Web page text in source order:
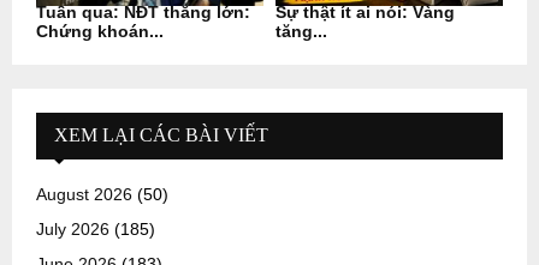
Tuần qua: NĐT thắng lớn:
Chứng khoán...
Sự thật ít ai nói: Vàng
tăng...
XEM LẠI CÁC BÀI VIẾT
August 2026 (50)
July 2026 (185)